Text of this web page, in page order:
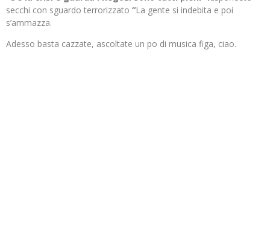
secchi con sguardo terrorizzato “La gente si indebita e poi
s’ammazza.
Adesso basta cazzate, ascoltate un po di musica figa, ciao.